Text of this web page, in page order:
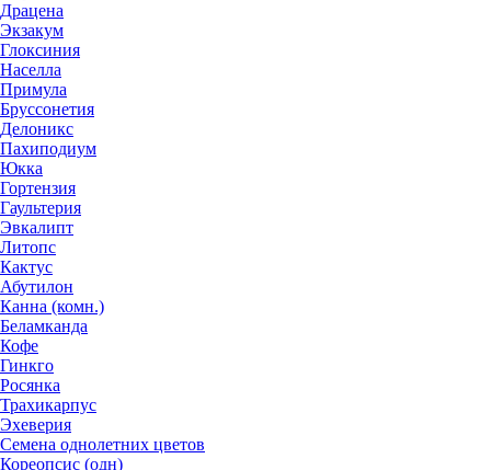
Драцена
Экзакум
Глоксиния
Населла
Примула
Бруссонетия
Делоникс
Пахиподиум
Юкка
Гортензия
Гаультерия
Эвкалипт
Литопс
Кактус
Абутилон
Канна (комн.)
Беламканда
Кофе
Гинкго
Росянка
Трахикарпус
Эхеверия
Семена однолетних цветов
Кореопсис (одн)